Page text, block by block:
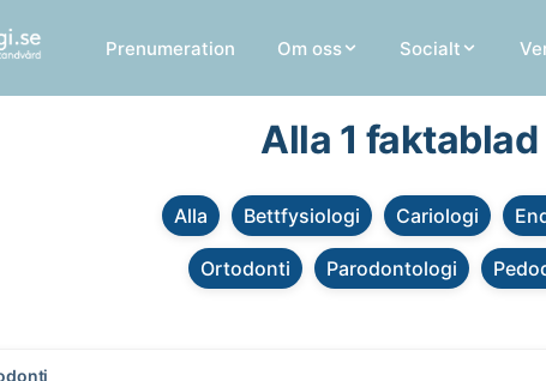
Prenumeration Om oss Socialt
Alla 1
Alla Bettfysiologi Cariologi
Ortodonti Parodontologi